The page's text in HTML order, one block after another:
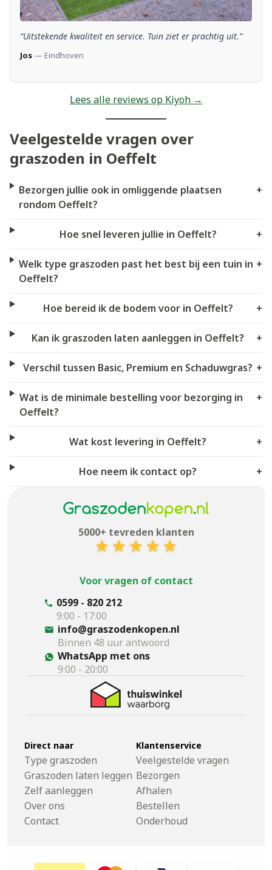
“Uitstekende kwaliteit en service. Tuin ziet er prachtig uit.”
Jos — Eindhoven
Lees alle reviews op Kiyoh →
Veelgestelde vragen over
graszoden in Oeffelt
Bezorgen jullie ook in omliggende plaatsen
rondom Oeffelt?
+
Hoe snel leveren jullie in Oeffelt? +
Welk type graszoden past het best bij een tuin in
Oeffelt?
+
Hoe bereid ik de bodem voor in Oeffelt? +
Kan ik graszoden laten aanleggen in Oeffelt? +
Verschil tussen Basic, Premium en Schaduwgras? +
Wat is de minimale bestelling voor bezorging in
Oeffelt?
+
Wat kost levering in Oeffelt? +
Hoe neem ik contact op? +
5000+ tevreden klanten
Voor vragen of contact
0599 - 820 212
9:00 - 17:00
info@graszodenkopen.nl
Binnen 48 uur antwoord
WhatsApp met ons
9:00 - 20:00
Direct naar
Type graszoden
Graszoden laten leggen
Zelf aanleggen
Over ons
Contact
Klantenservice
Veelgestelde vragen
Bezorgen
Afhalen
Bestellen
Onderhoud